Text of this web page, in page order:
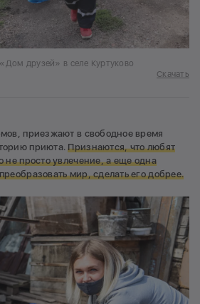
друзей» в селе Куртуково
Скачать
приезжают в свободное время
приюта.Признаются, что любят
не просто увлечение, а еще одна
мир, сделать его добрее.